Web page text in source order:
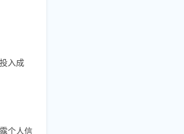
入成
个人信